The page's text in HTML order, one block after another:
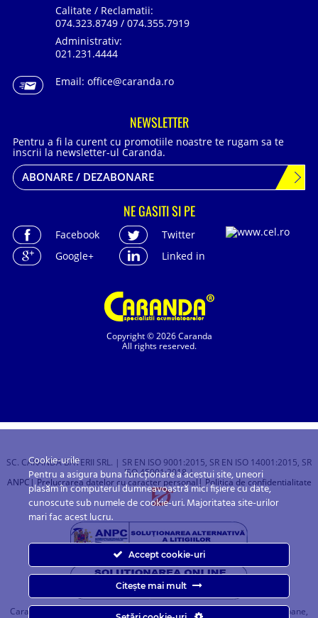
Copyright © 2026 Caranda
All rights reserved.
Calitate / Reclamatii:
074.323.8749 / 074.355.7919
Administrativ:
021.231.4444
Email: office@caranda.ro
NEWSLETTER
Pentru a fi la curent cu promotiile noastre te rugam sa te
inscrii la newsletter-ul Caranda.
ABONARE / DEZABONARE
NE GASITI SI PE
Facebook
Twitter
Google+
Linked in
SC. CARANDA BATERII SRL. | SR EN ISO 9001:2015, SR EN ISO 14001:2015, SR
ISO 45001:2018 |
ANPC | Prelucrarea datelor cu caracter personal| Politica de confidentialitate
Caranda.ro este un magazin online cu baterii pentru automobile, camioane,
Cookie-urile
Pentru a asigura buna funcționare a acestui site, uneori
plasăm în computerul dumneavoastră mici fișiere cu date,
cunoscute sub numele de cookie-uri. Majoritatea site-urilor
mari fac acest lucru.
Accept cookie-uri
Citește mai mult